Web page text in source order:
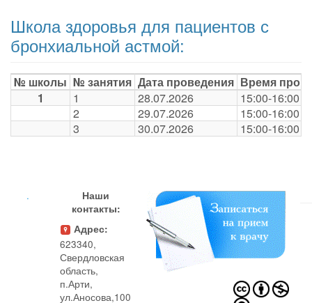
Школа здоровья для пациентов с
бронхиальной астмой:
№ школы № занятия Дата проведения Время
1
1 28.07.2026
15:00-16:00
2
29.07.2026
15:00-16:00
3
30.07.2026 15:00-16:00
.
Наши
контакты:
Адрес:
623340,
Свердловская
область,
п.Арти,
ул.Аносова,100